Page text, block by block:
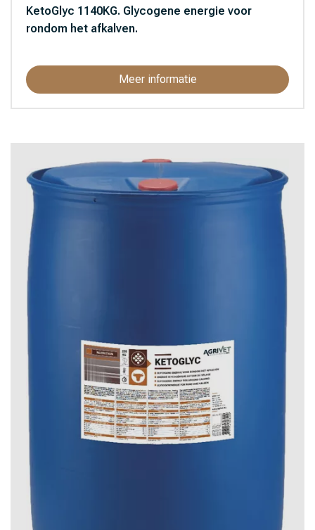
KetoGlyc 1140KG. Glycogene energie voor
rondom het afkalven.
Meer informatie